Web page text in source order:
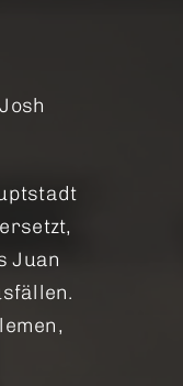
Juan